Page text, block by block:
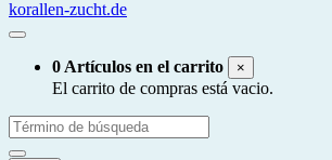
0 Artículos en el carrito ×
El carrito de compras está vacio.